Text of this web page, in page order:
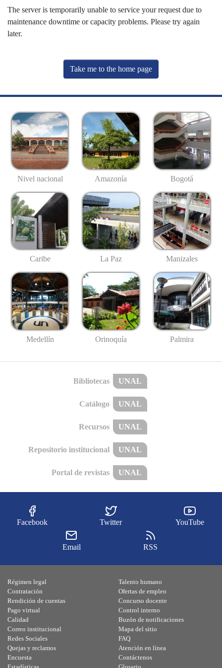
The server is temporarily unable to service your request due to
maintenance downtime or capacity problems. Please try again
later.
Take me to the home page
Nivel nacional Amazonía Bogotá
Caribe La Paz Manizales
Medellín Orinoquía Palmira
Bibliotecas UNAL
Catálogo UNAL
Recursos UNAL
Repositorio institucional UNAL
Portal de revistas UNAL
Facebook Twitter YouTube
Email RSS
Régimen legal
Contratación
Rendición de cuentas
Pago virtual
Calidad
Talento humano
Ofertas de empleo
Concurso docente
Control interno
Buzón de notificaciones
Correo institucional
Redes Sociales
Quejas y reclamos
Encuesta
Mapa del sitio
FAQ
Atención en línea
Contáctenos